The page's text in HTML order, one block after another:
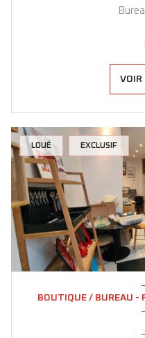
VOIR
LOUÉ EXCLUSIF
BOUTIQUE / BUREAU -